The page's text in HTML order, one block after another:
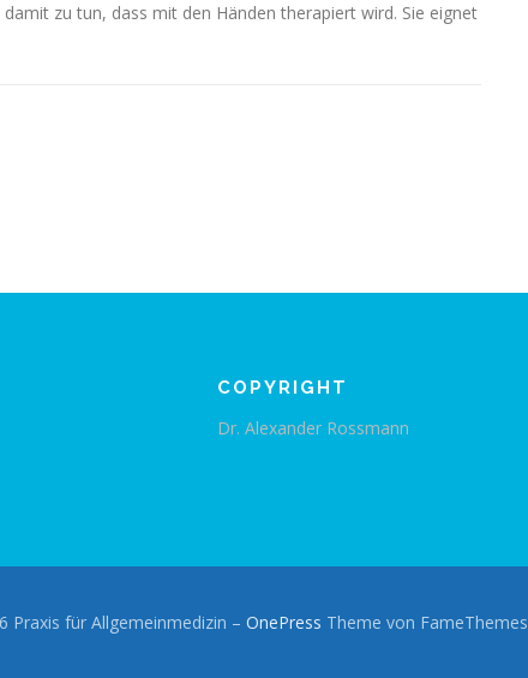
zu tun, dass mit den Händen therapiert wird. Sie eignet
COPYRIGHT
Dr. Alexander Rossmann
Praxis für Allgemeinmedizin – OnePress Theme von FameThemes